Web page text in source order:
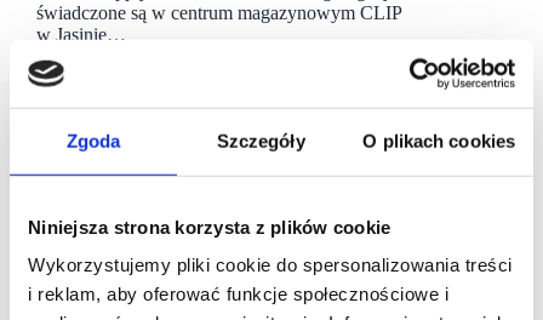
Zgoda Szczegóły O plikach cookies
Niniejsza strona korzysta z plików cookie
Wykorzystujemy pliki cookie do spersonalizowania treści
i reklam, aby oferować funkcje społecznościowe i
świadczone są w centrum magazynowym CLIP
w Jasinie…